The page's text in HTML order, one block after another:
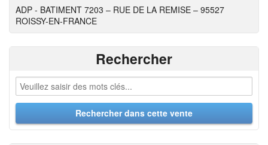
ADP - BATIMENT 7203 – RUE DE LA REMISE – 95527
ROISSY-EN-FRANCE
Rechercher